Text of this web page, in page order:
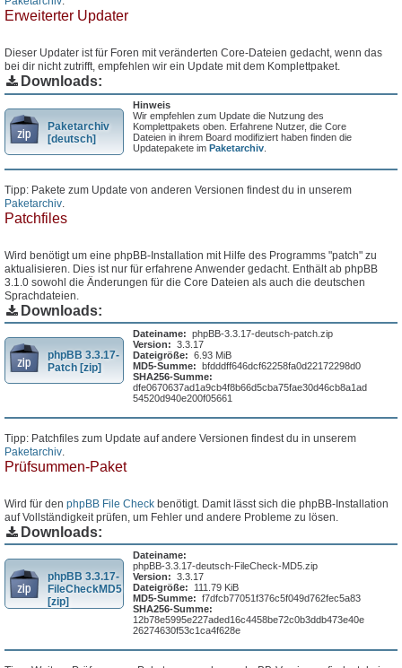
Erweiterter Updater
Dieser Updater ist für Foren mit veränderten Core-Dateien gedacht, wenn das
bei dir nicht zutrifft, empfehlen wir ein Update mit dem Komplettpaket.
Downloads:
Paketarchiv
[deutsch]
Hinweis
Wir empfehlen zum Update die Nutzung des
Komplettpakets oben. Erfahrene Nutzer, die Core
Dateien in ihrem Board modifiziert haben finden die
Updatepakete imPaketarchiv
Tipp: Pakete zum Update von anderen Versionen findest du in unserem
Paketarchiv
Patchfiles
Wird benötigt um eine phpBB-Installation mit Hilfe des Programms "patch" zu
aktualisieren. Dies ist nur für erfahrene Anwender gedacht. Enthält ab phpBB
3.1.0 sowohl die Änderungen für die Core Dateien als auch die deutschen
Sprachdateien.
Downloads:
phpBB 3.3.17-
Patch [zip]
Dateiname: phpBB-3.3.17-deutsch-patch.zip
Version: 3.3.17
Dateigröße: 6.93 MiB
MD5-Summe: bfdddff646dcf62258fa0d22172298d0
SHA256-Summe:
dfe0670637ad1a9cb4f8b66d5cba75fae30d46cb8a1ad
54520d940e200f05661
Tipp: Patchfiles zum Update auf andere Versionen findest du in unserem
Paketarchiv
Prüfsummen-Paket
Wird für den phpBB File Check benötigt. Damit lässt sich die phpBB-Installation
auf Vollständigkeit prüfen, um Fehler und andere Probleme zu lösen.
Downloads:
phpBB 3.3.17-
FileCheckMD5
[zip]
Dateiname:
phpBB-3.3.17-deutsch-FileCheck-MD5.zip
Version: 3.3.17
Dateigröße:
111.79 KiB
MD5-Summe: f7dfcb77051f376c5f049d762fec5a83
SHA256-Summe:
12b78e5995e227aded16c4458be72c0b3ddb473e40e
26274630f53c1ca4f628e